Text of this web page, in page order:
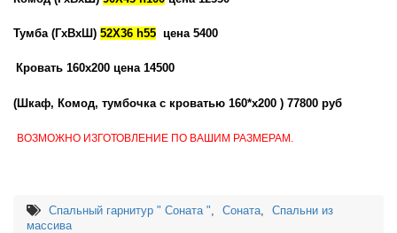
Тумба (ГхВхШ) 52Х36 h55 цена 5400
Кровать 160х200 цена 14500
(Шкаф, Комод, тумбочка с кроватью 160*х200 ) 77800 руб
ВОЗМОЖНО ИЗГОТОВЛЕНИЕ ПО ВАШИМ РАЗМЕРАМ.
Спальный гарнитур " Соната " Соната
Спальни из
массива